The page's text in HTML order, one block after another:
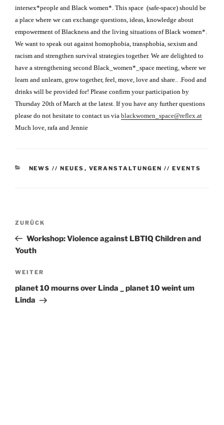
intersex*people and Black women*. This space (safe-space) should be
a place where we can exchange questions, ideas, knowledge about
empowerment of Blackness and the living situations of Black women*.
We want to speak out against homophobia, transphobia, sexism and
racism and strengthen survival strategies together. We are delighted to
have a strengthening second Black_women*_space meeting, where we
learn and unlearn, grow together, feel, move, love and share.. . Food and
drinks will be provided for! Please confirm your participation by
Thursday 20th of March at the latest. If you have any further questions
please do not hesitate to contact us via blackwomen_space@reflex.at
Much love, rafa and Jennie
KATEGORIEN
NEWS // NEUES , VERANSTALTUNGEN // EVENTS
Beitragsnavigation
Vorheriger
Beitrag
ZURÜCK
Workshop: Violence against LBTIQ Children and
Youth
Nächster
Beitrag
WEITER
planet 10 mourns over Linda _ planet 10 weint um
Linda